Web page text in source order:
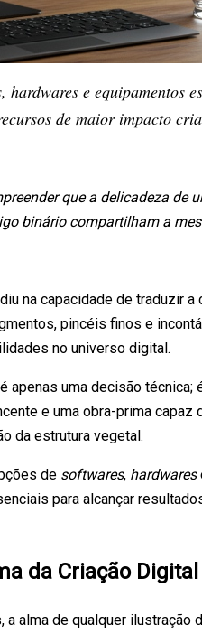
e equipamentos
de maior impacto
que a delicadeza de
binário compartilham a
na capacidade de traduzir
pincéis finos e
no universo digital.
apenas uma decisão técnica;
e uma obra-prima capaz
da estrutura vegetal.
de softwares, hardwares
para alcançar
da Criação Digital
alma de qualquer ilustração